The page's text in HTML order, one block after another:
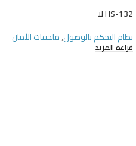
HS-132 لا
نظام التحكم بالوصول,ملحقات الأمان
قراءة المزيد